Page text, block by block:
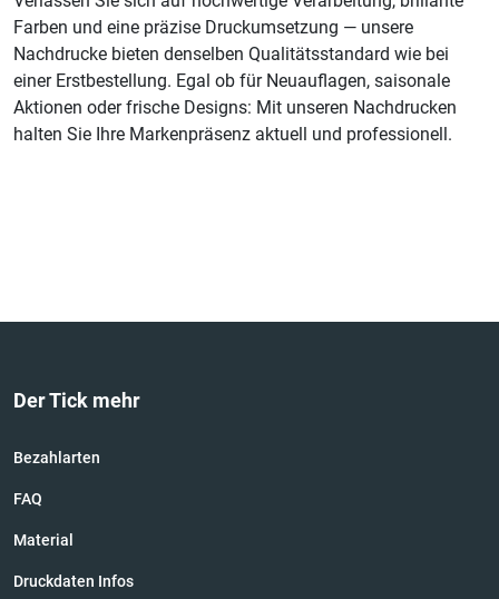
Farben und eine präzise Druckumsetzung — unsere
Nachdrucke bieten denselben Qualitätsstandard wie bei
einer Erstbestellung. Egal ob für Neuauflagen, saisonale
Aktionen oder frische Designs: Mit unseren Nachdrucken
halten Sie Ihre Markenpräsenz aktuell und professionell.
Der Tick mehr
Bezahlarten
FAQ
Material
Druckdaten Infos